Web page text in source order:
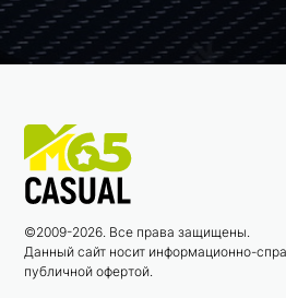
©2009-2026. Все права защищены.
Данный сайт носит информационно-
публичной офертой.